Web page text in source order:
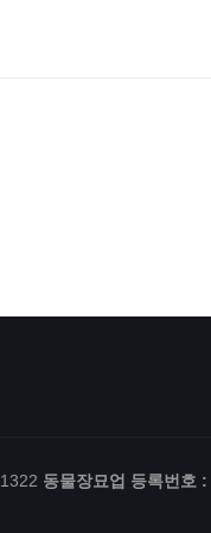
동물장묘업 등록번호 :